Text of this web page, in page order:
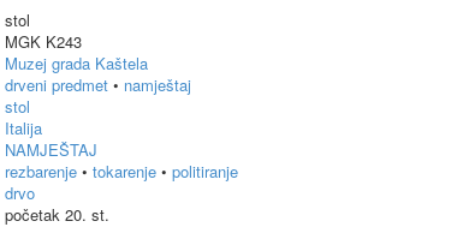
stol
MGK K243
Muzej grada Kaštela
drveni predmet • namještaj
stol
Italija
NAMJEŠTAJ
rezbarenje • tokarenje • politiranje
drvo
početak 20. st.